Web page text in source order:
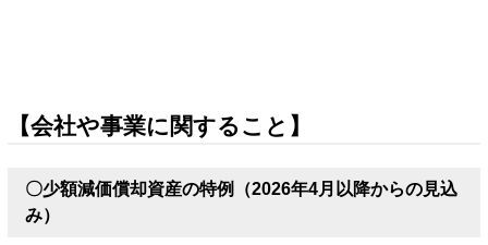
【会社や事業に関すること】
〇少額減価償却資産の特例（2026年4月以降からの見込
み）